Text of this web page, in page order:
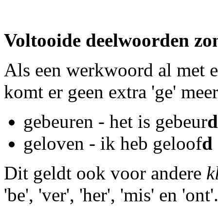
Voltooide deelwoorden
Als een werkwoord al met
komt er geen extra 'ge'
gebeuren - het is gebeurd
geloven - ik heb geloofd
Dit geldt ook voor andere
'be', 'ver', 'her', 'mis' en 'ont'.